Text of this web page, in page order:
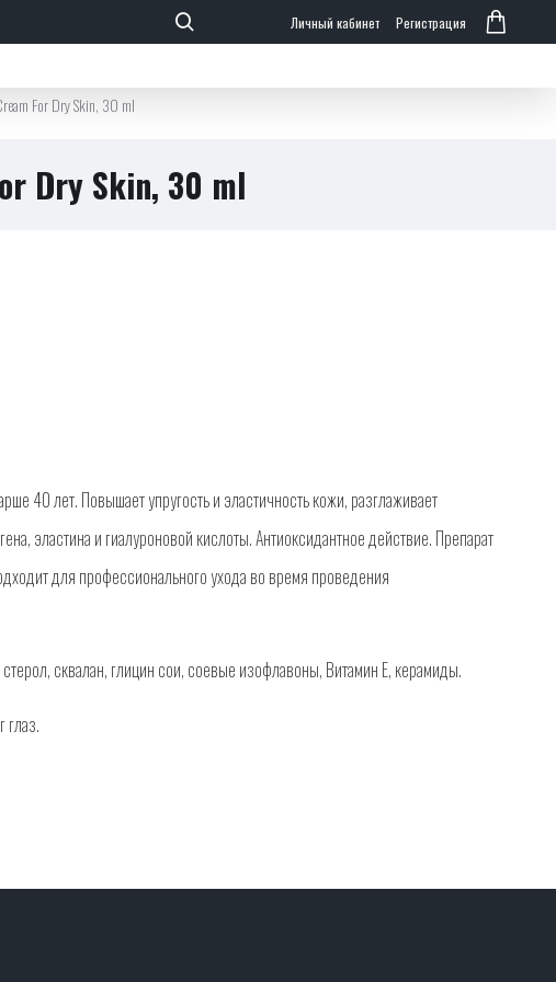
Личный кабинет Регистрация
For Dry Skin, 30 ml
Dry Skin, 30 ml
40 лет. Повышает упругость и эластичность кожи, разглаживает
эластина и гиалуроновой кислоты. Антиоксидантное действие. Препарат
для профессионального ухода во время проведения
сквалан, глицин сои, соевые изофлавоны, Витамин Е, керамиды.
глаз.